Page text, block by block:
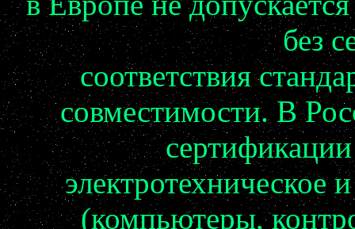
без
соответствия
совместимости. В
электротехническое
(компьютеры,